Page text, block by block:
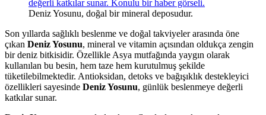
Deniz Yosunu, doğal bir mineral deposudur.
Son yıllarda sağlıklı beslenme ve doğal takviyeler arasında öne
çıkan Deniz Yosunu, mineral ve vitamin açısından oldukça zengin
bir deniz bitkisidir. Özellikle Asya mutfağında yaygın olarak
kullanılan bu besin, hem taze hem kurutulmuş şekilde
tüketilebilmektedir. Antioksidan, detoks ve bağışıklık destekleyici
özellikleri sayesinde Deniz Yosunu, günlük beslenmeye değerli
katkılar sunar.